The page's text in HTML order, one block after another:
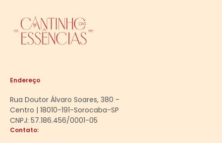
Endereço
Rua Doutor Álvaro Soares, 380 -
Centro | 18010-191-Sorocaba-SP
CNPJ: 57.186.456/0001-05
Contato: